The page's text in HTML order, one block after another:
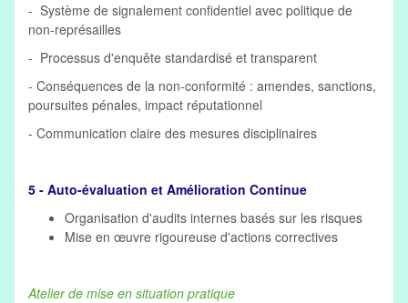
- Système de signalement confidentiel avec politique de
non-représailles
- Processus d'enquête standardisé et transparent
- Conséquences de la non-conformité : amendes, sanctions,
poursuites pénales, impact réputationnel
- Communication claire des mesures disciplinaires
5 - Auto-évaluation et Amélioration Continue
Organisation d'audits internes basés sur les risques
Mise en œuvre rigoureuse d'actions correctives
Atelier de mise en situation pratique